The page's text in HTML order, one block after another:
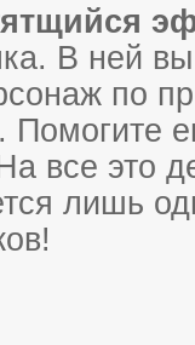
В ней
по
Помогите
все это
лишь